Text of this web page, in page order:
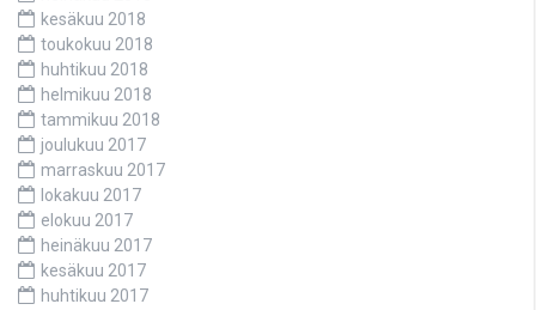
kesäkuu 2018
toukokuu 2018
huhtikuu 2018
helmikuu 2018
tammikuu 2018
joulukuu 2017
marraskuu 2017
lokakuu 2017
elokuu 2017
heinäkuu 2017
kesäkuu 2017
huhtikuu 2017